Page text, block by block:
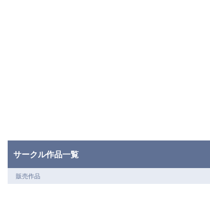
サークル作品一覧
販売作品